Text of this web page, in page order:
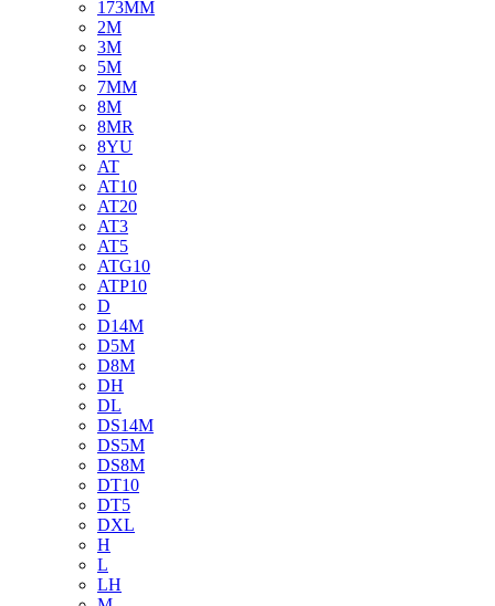
173MM
2M
3M
5M
7MM
8M
8MR
8YU
AT
AT10
AT20
AT3
AT5
ATG10
ATP10
D
D14M
D5M
D8M
DH
DL
DS14M
DS5M
DS8M
DT10
DT5
DXL
H
L
LH